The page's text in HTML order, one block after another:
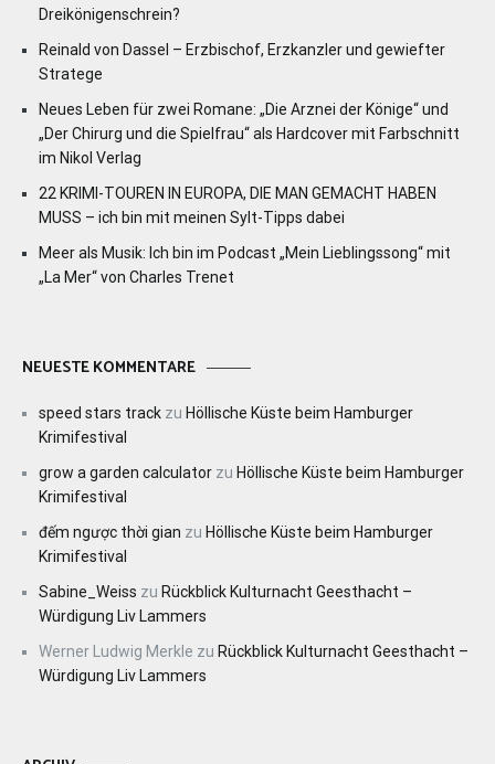
Dreikönigenschrein?
Reinald von Dassel – Erzbischof, Erzkanzler und gewiefter
Stratege
Neues Leben für zwei Romane: „Die Arznei der Könige“ und
„Der Chirurg und die Spielfrau“ als Hardcover mit Farbschnitt
im Nikol Verlag
22 KRIMI-TOUREN IN EUROPA, DIE MAN GEMACHT HABEN
MUSS – ich bin mit meinen Sylt-Tipps dabei
Meer als Musik: Ich bin im Podcast „Mein Lieblingssong“ mit
„La Mer“ von Charles Trenet
NEUESTE KOMMENTARE
speed stars track zu Höllische Küste beim Hamburger
Krimifestival
grow a garden calculator zu Höllische Küste beim Hamburger
Krimifestival
đếm ngược thời gian zu Höllische Küste beim Hamburger
Krimifestival
Sabine_Weiss zu Rückblick Kulturnacht Geesthacht –
Würdigung Liv Lammers
Werner Ludwig Merkle zu Rückblick Kulturnacht Geesthacht –
Würdigung Liv Lammers